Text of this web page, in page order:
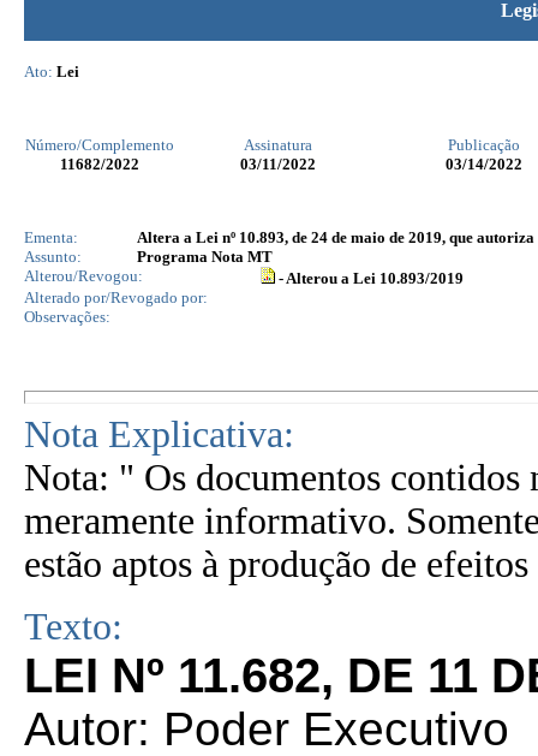
Ato: Lei
Número/Complemento Assinatura
Publicação
11682/2022 03/11/2022 03/14/2022
Ementa:
Altera a Lei nº 10.893, de 24 de maio de 2019, que
Assunto:
Programa Nota MT
Alterou/Revogou:
- Alterou a Lei 10.893/2019
Alterado por/Revogado por:
Observações:
Nota Explicativa:
Nota: " Os documentos contidos
meramente informativo.
estão aptos à produção de
Texto:
LEI Nº 11.682, DE 11
Autor: Poder Executivo